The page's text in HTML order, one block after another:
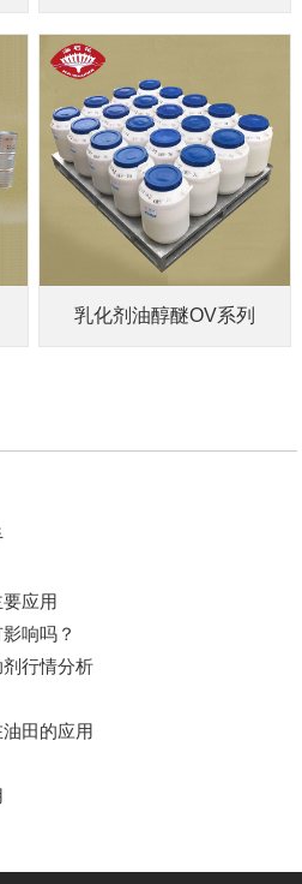
乳化剂油醇醚OV系列
应用
响吗？
行情分析
田的应用